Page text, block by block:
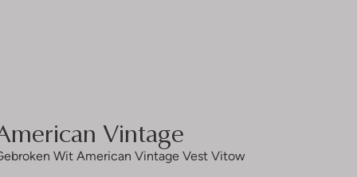
Vintage
Wit American Vintage Vest Vitow